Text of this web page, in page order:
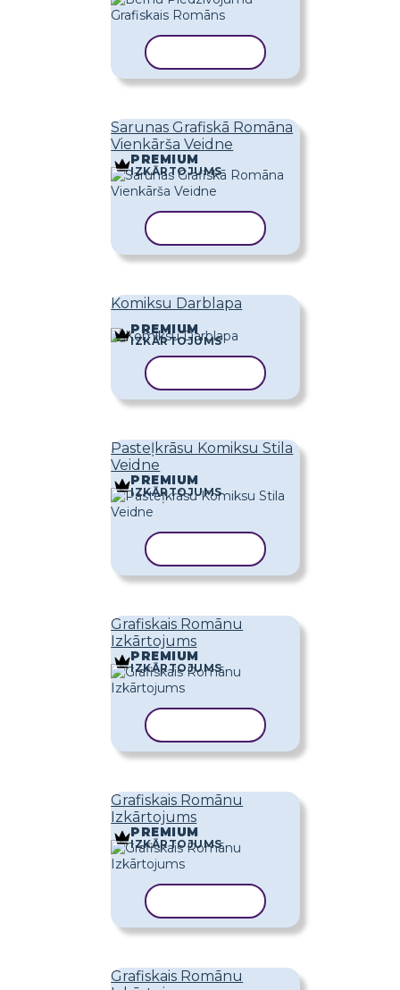
Sarunas Grafiskā Romāna
Vienkārša Veidne
PREMIUM
IZKĀRTOJUMS
Komiksu Darblapa
PREMIUM
IZKĀRTOJUMS
Pasteļkrāsu Komiksu Stila
Veidne
PREMIUM
IZKĀRTOJUMS
Grafiskais Romānu
Izkārtojums
PREMIUM
IZKĀRTOJUMS
Grafiskais Romānu
Izkārtojums
PREMIUM
IZKĀRTOJUMS
Grafiskais Romānu